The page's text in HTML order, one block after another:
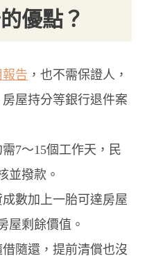
優點？
告 ，也不需保證人，
屋持分等銀行退件案
7～15個工作天，民
並撥款。
數加上一胎可達房屋
屋剩餘價值。
隨還，提前清償也沒